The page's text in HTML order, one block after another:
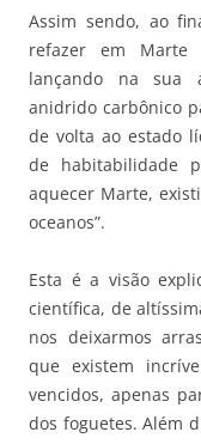
Assim sendo, ao
refazer em Marte
lançando na sua
anidrido carbônico
de volta ao estado
de habitabilidade
aquecer Marte,
oceanos”.
Esta é a visão
científica, de
nos deixarmos
que existem
vencidos, apenas
dos foguetes. Além